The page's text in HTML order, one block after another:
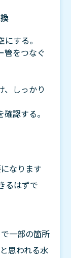
する。
管をつなぐ
、しっかり
認する。
なります
るはずで
一部の箇所
思われる水